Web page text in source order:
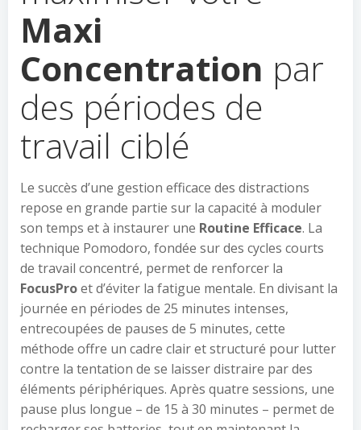
Maxi
Concentration par
des périodes de
travail ciblé
Le succès d’une gestion efficace des distractions
repose en grande partie sur la capacité à moduler
son temps et à instaurer une Routine Efficace. La
technique Pomodoro, fondée sur des cycles courts
de travail concentré, permet de renforcer la
FocusProet d’éviter la fatigue mentale. En divisant la
journée en périodes de 25 minutes intenses,
entrecoupées de pauses de 5 minutes, cette
méthode offre un cadre clair et structuré pour lutter
contre la tentation de se laisser distraire par des
éléments périphériques. Après quatre sessions, une
pause plus longue – de 15 à 30 minutes – permet de